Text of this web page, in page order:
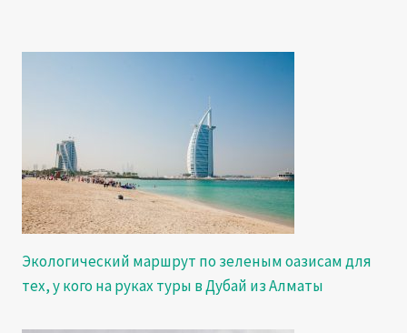
Экологический маршрут по зеленым оазисам для
тех, у кого на руках туры в Дубай из Алматы